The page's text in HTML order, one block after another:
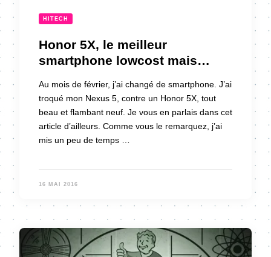
HITECH
Honor 5X, le meilleur
smartphone lowcost mais…
Au mois de février, j’ai changé de smartphone. J’ai
troqué mon Nexus 5, contre un Honor 5X, tout
beau et flambant neuf. Je vous en parlais dans cet
article d’ailleurs. Comme vous le remarquez, j’ai
mis un peu de temps …
16 MAI 2016